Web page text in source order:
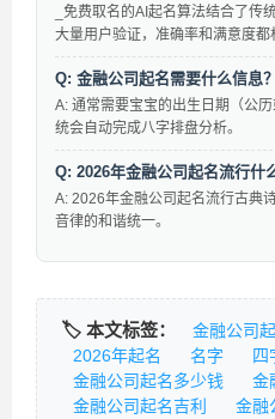
_免费取名的AI起名算法结合了传
大量用户验证，准确率和满意度都
Q: 金融公司起名需要什么信息？
A: 通常需要宝宝的出生日期（公
统会自动完成八字排盘分析。
Q: 2026年金融公司起名流行什
A: 2026年金融公司起名流行古典
音律的和谐统一。
🏷️ 本文标签： 金融公司
2026年起名
名字 四
金融公司起名多少钱
金
金融公司起名吉利
金融